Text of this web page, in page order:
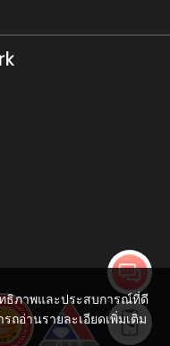
ธิภาพและประสบการณ์ที่ดี
ถอ่านรายละเอียดเพิ่มเติม